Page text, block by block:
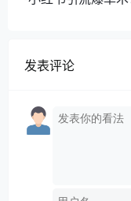
发表评论